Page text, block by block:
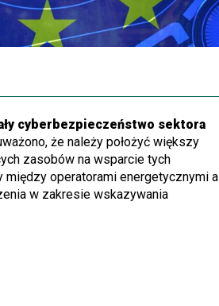
cyberbezpieczeństwo sektora
że należy położyć większy
zasobów na wsparcie tych
między operatorami energetycznymi a
w zakresie wskazywania